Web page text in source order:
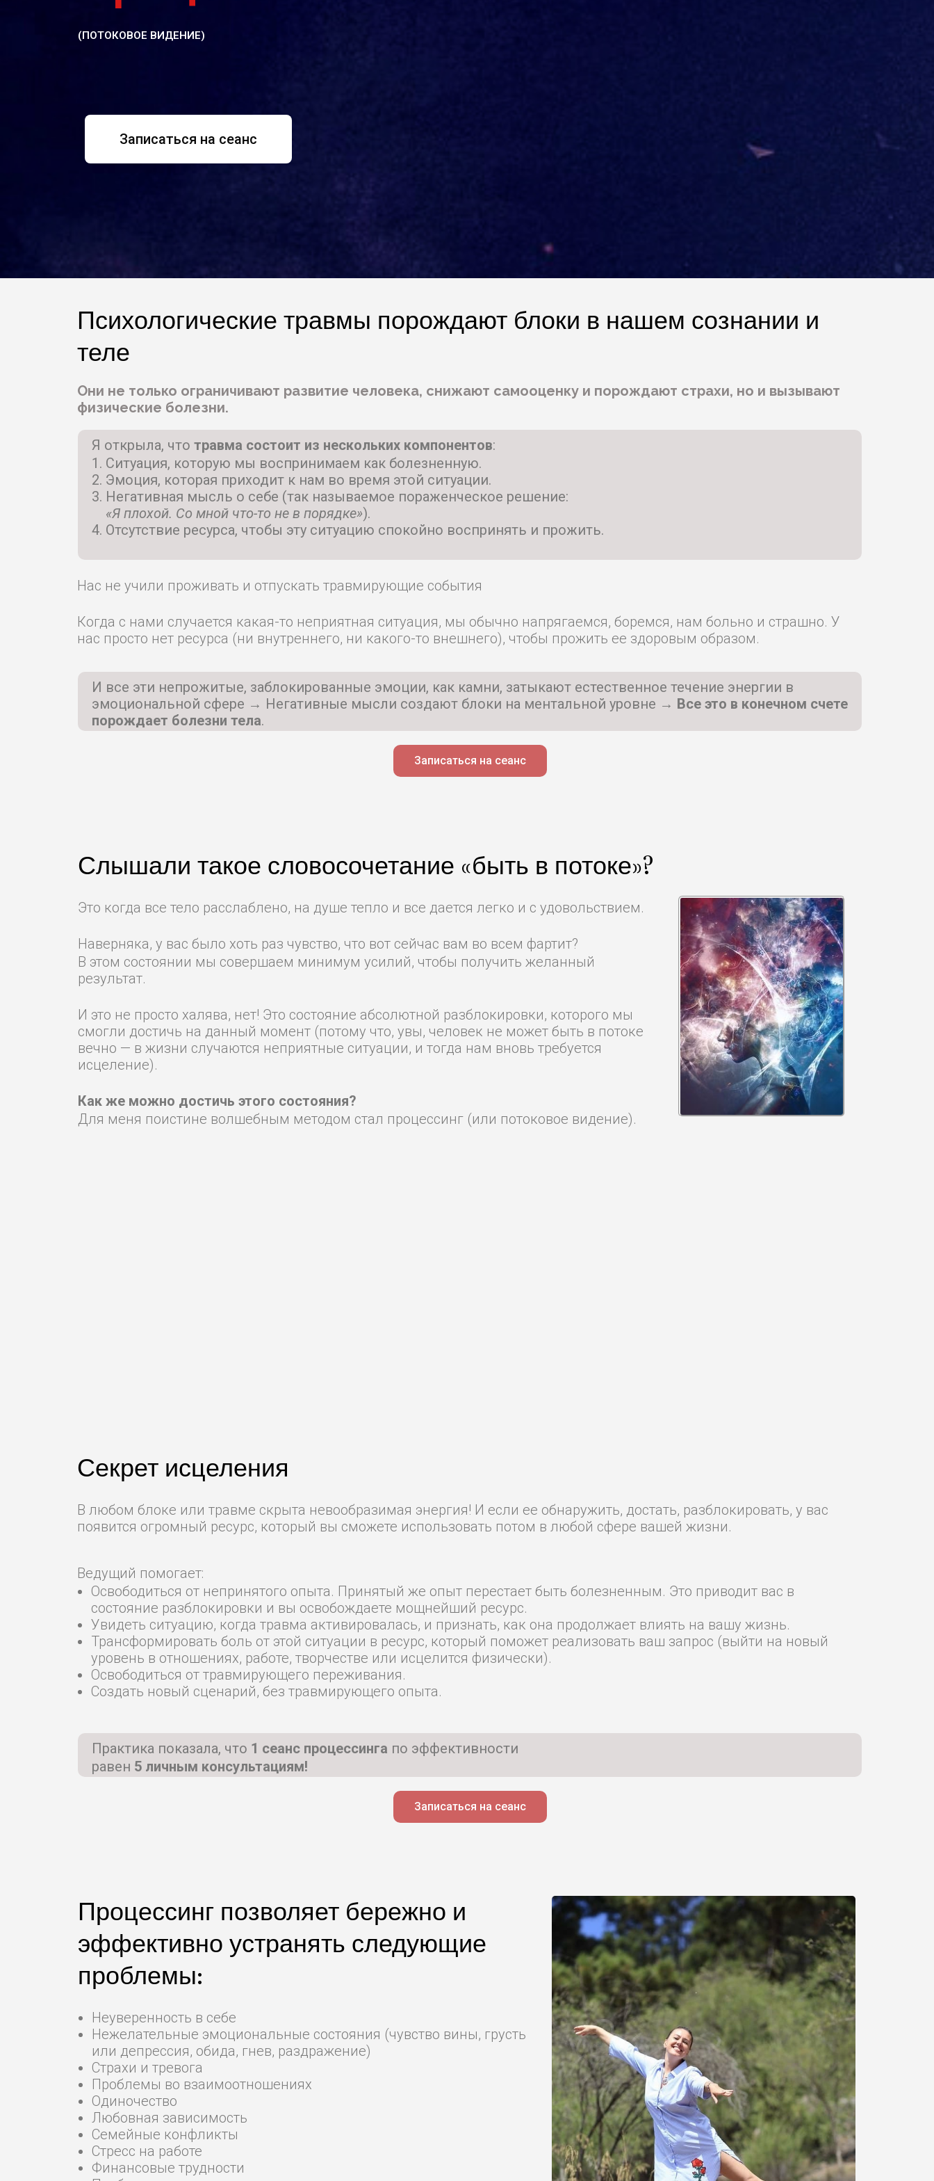
(ПОТОКОВОЕ ВИДЕНИЕ)
Записаться на сеанс
Психологические травмы порождают блоки в нашем сознании и
теле
Они не только ограничивают развитие человека, снижают самооценку и порождают страхи, но и вызывают
физические болезни.
Я открыла, что травма состоит из нескольких компонентов:
Ситуация, которую мы воспринимаем как болезненную.
Эмоция, которая приходит к нам во время этой ситуации.
Негативная мысль о себе (так называемое пораженческое решение:
«Я плохой. Со мной что-то не в порядке»).
Отсутствие ресурса, чтобы эту ситуацию спокойно воспринять и прожить.
Нас не учили проживать и отпускать травмирующие события
Когда с нами случается какая-то неприятная ситуация, мы обычно напрягаемся, боремся, нам больно и страшно. У
нас просто нет ресурса (ни внутреннего, ни какого-то внешнего), чтобы прожить ее здоровым образом.
И все эти непрожитые, заблокированные эмоции, как камни, затыкают естественное течение энергии в
эмоциональной сфере → Негативные мысли создают блоки на ментальной уровне → Все это в конечном счете
порождает болезни тела.
Записаться на сеанс
Слышали такое словосочетание «быть в потоке»?
Это когда все тело расслаблено, на душе тепло и все дается легко и с удовольствием.
Наверняка, у вас было хоть раз чувство, что вот сейчас вам во всем фартит?
В этом состоянии мы совершаем минимум усилий, чтобы получить желанный
результат.
И это не просто халява, нет! Это состояние абсолютной разблокировки, которого мы
смогли достичь на данный момент (потому что, увы, человек не может быть в потоке
вечно — в жизни случаются неприятные ситуации, и тогда нам вновь требуется
исцеление).
Как же можно достичь этого состояния?
Для меня поистине волшебным методом стал процессинг (или потоковое видение).
Секрет исцеления
В любом блоке или травме скрыта невообразимая энергия! И если ее обнаружить, достать, разблокировать, у вас
появится огромный ресурс, который вы сможете использовать потом в любой сфере вашей жизни.
Ведущий помогает:
Освободиться от непринятого опыта. Принятый же опыт перестает быть болезненным. Это приводит вас в
состояние разблокировки и вы освобождаете мощнейший ресурс.
Увидеть ситуацию, когда травма активировалась, и признать, как она продолжает влиять на вашу жизнь.
Трансформировать боль от этой ситуации в ресурс, который поможет реализовать ваш запрос (выйти на новый
уровень в отношениях, работе, творчестве или исцелится физически).
Освободиться от травмирующего переживания.
Создать новый сценарий, без травмирующего опыта.
Практика показала, что 1 сеанс процессинга по эффективности
равен 5 личным консультациям!
Записаться на сеанс
Процессинг позволяет бережно и
эффективно устранять следующие
проблемы:
Неуверенность в себе
Нежелательные эмоциональные состояния (чувство вины, грусть
или депрессия, обида, гнев, раздражение)
Страхи и тревога
Проблемы во взаимоотношениях
Одиночество
Любовная зависимость
Семейные конфликты
Стресс на работе
Финансовые трудности